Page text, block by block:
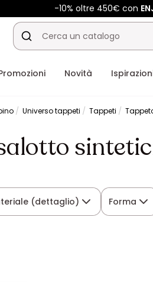
-10% oltre 450€ con
Novità
Universo tappeti Tappeti
(dettaglio) Forma